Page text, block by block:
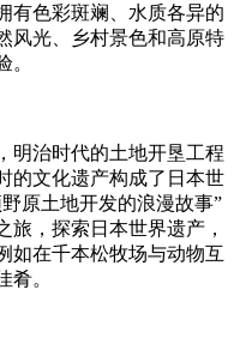
有色彩斑斓、水质各异的
风光、乡村景色和高原特
。
明治时代的土地开垦工程
的文化遗产构成了日本世
原土地开发的浪漫故事”
旅，探索日本世界遗产，
如在千本松牧场与动物互
肴。